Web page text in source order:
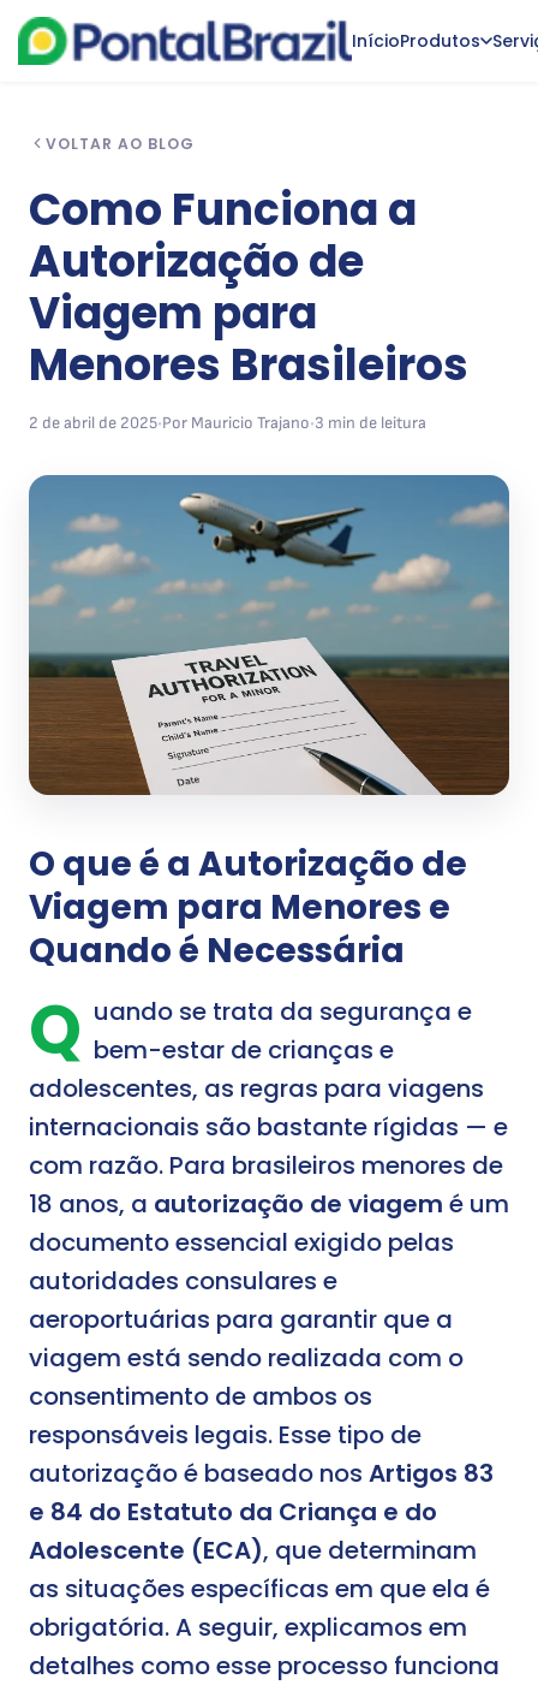
InícioProdutos
VOLTAR AO BLOG
Como Funciona a
Autorização de
Viagem para
Menores Brasileiros
2 de abril de 2025•Por Mauricio Trajano•3 min de leitura
O que é a Autorização de
Viagem para Menores e
Quando é Necessária
Q uando se trata da segurança e
bem-estar de crianças e
adolescentes, as regras para viagens
internacionais são bastante rígidas — e
com razão. Para brasileiros menores de
18 anos, a autorização de viagem é um
documento essencial exigido pelas
autoridades consulares e
aeroportuárias para garantir que a
viagem está sendo realizada com o
consentimento de ambos os
responsáveis legais. Esse tipo de
autorização é baseado nos Artigos 83
e 84 do Estatuto da Criança e do
Adolescente (ECA), que determinam
as situações específicas em que ela é
obrigatória. A seguir, explicamos em
detalhes como esse processo funciona